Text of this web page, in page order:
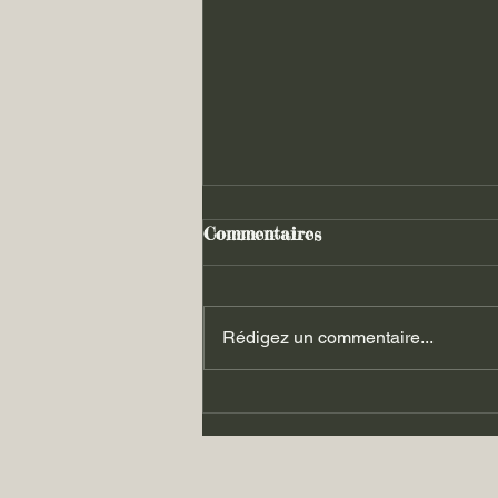
Commentaires
Rédigez un commentaire...